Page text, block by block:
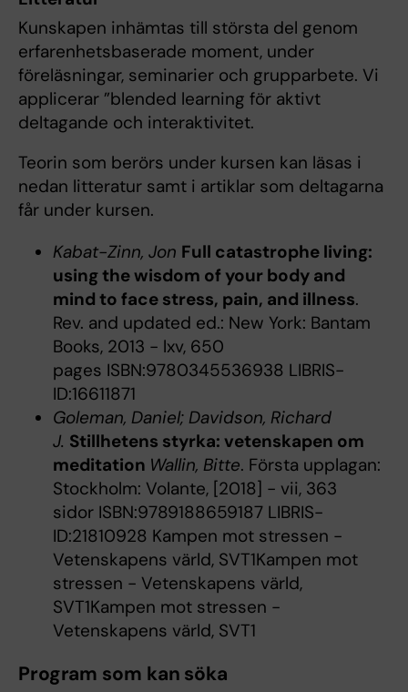
Kunskapen inhämtas till största del genom
erfarenhetsbaserade moment, under
föreläsningar, seminarier och grupparbete. Vi
applicerar ”blended learning för aktivt
deltagande och interaktivitet.
Teorin som berörs under kursen kan läsas i
nedan litteratur samt i artiklar som deltagarna
får under kursen.
Kabat-Zinn, Jon Full catastrophe living:
using the wisdom of your body and
mind to face stress, pain, and illness.
Rev. and updated ed.: New York: Bantam
Books, 2013 - lxv, 650
pages ISBN:9780345536938 LIBRIS-
ID:16611871
Goleman, Daniel; Davidson, Richard
J. Stillhetens styrka: vetenskapen om
meditation Wallin, Bitte. Första upplagan:
Stockholm: Volante, [2018] - vii, 363
sidor ISBN:9789188659187 LIBRIS-
ID:21810928 Kampen mot stressen -
Vetenskapens värld, SVT1Kampen mot
stressen - Vetenskapens värld,
SVT1Kampen mot stressen -
Vetenskapens värld, SVT1
Program som kan söka